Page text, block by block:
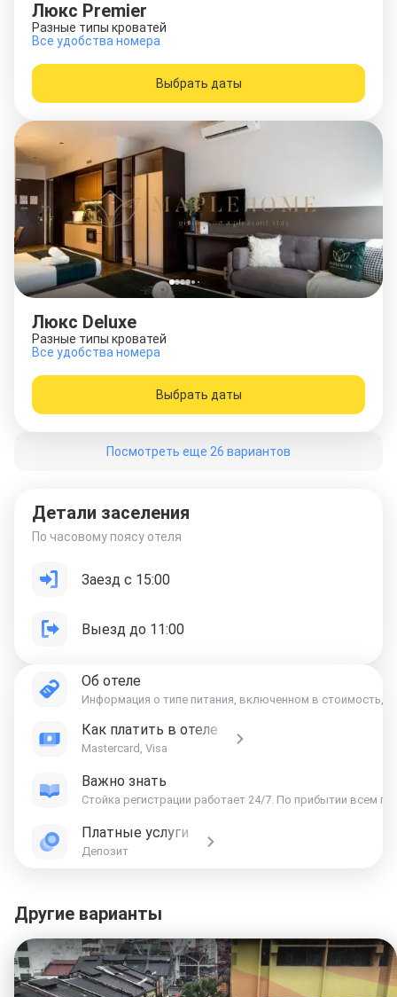
Люкс Premier
Разные типы кроватей
Все удобства номера
Выбрать даты
Люкс Deluxe
Разные типы кроватей
Все удобства номера
Выбрать даты
Посмотреть еще 26 вариантов
Детали заселения
По часовому поясу отеля
Заезд с 15:00
Выезд до 11:00
Об отеле
Информация о типе питания, включенном в стоимость,
Как платить в отеле
Mastercard, Visa
Важно знать
Платные услуги
Депозит
Другие варианты